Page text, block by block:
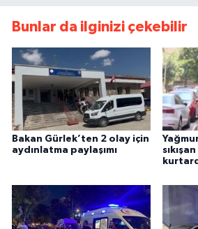
Bunlar da ilginizi çekebilir
Bakan Gürlek’ten 2 olay için
aydınlatma paylaşımı